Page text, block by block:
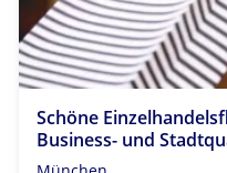
Schöne
Business- und